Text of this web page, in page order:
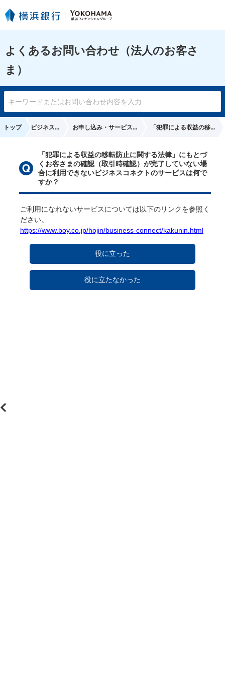
よくあるお問い合わせ（法人のお客さ
ま）
トップ
まぎん〉ビジネス... お申し込み・サービス... 「犯罪による収益の移...
「犯罪による収益の移転防止に関する法律」にもとづ
くお客さまの確認（取引時確認）が完了していない場
合に利用できないビジネスコネクトのサービスは何で
すか？
ご利用になれないサービスについては以下のリンクを参照く
https://www.boy.co.jp/hojin/business-connect/kakunin.html
役に立った
役に立たなかった